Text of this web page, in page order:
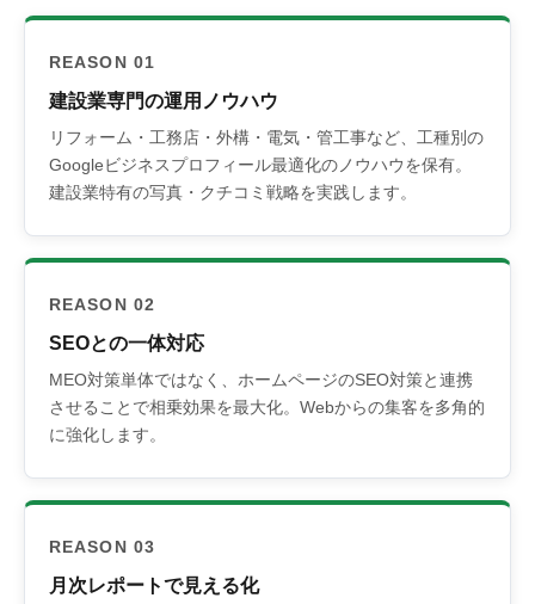
REASON 01
建設業専門の運用ノウハウ
リフォーム・工務店・外構・電気・管工事など、工種別の
Googleビジネスプロフィール最適化のノウハウを保有。
建設業特有の写真・クチコミ戦略を実践します。
REASON 02
SEOとの一体対応
MEO対策単体ではなく、ホームページのSEO対策と連携
させることで相乗効果を最大化。Webからの集客を多角的
に強化します。
REASON 03
月次レポートで見える化